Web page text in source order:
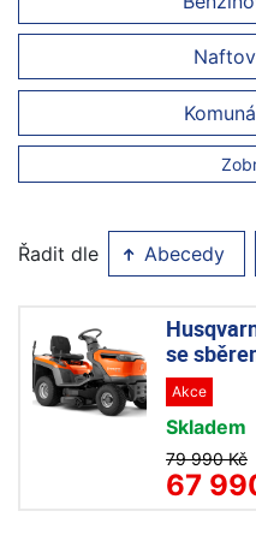
Řadit dle Abecedy
se
Akce
Skladem
79 990 Kč
67